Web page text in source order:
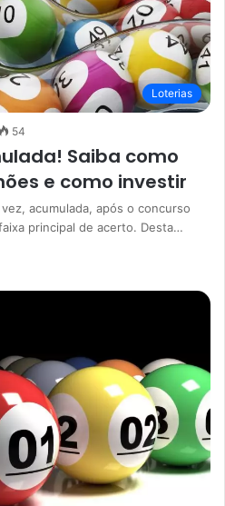
Loterias
54
Saiba como
e como investir
acumulada, após o concurso
principal de acerto. Desta…